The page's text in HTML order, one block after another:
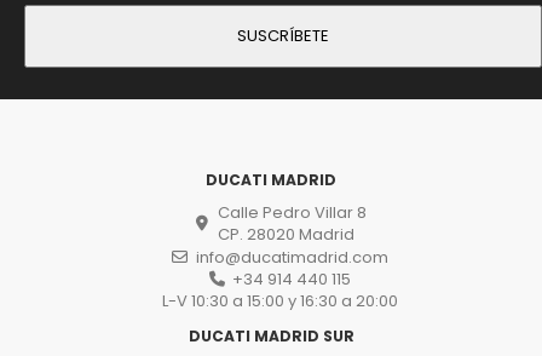
DUCATI MADRID
Calle Pedro Villar 8
CP. 28020 Madrid
info@ducatimadrid.com
+34 914 440 115
L-V 10:30 a 15:00 y 16:30 a 20:00
DUCATI MADRID SUR